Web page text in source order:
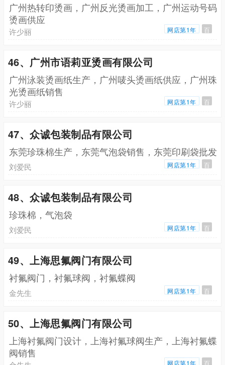
广州热转印烫画，广州反光烫画加工，广州运动号码
烫画供应
许少丽 网店第1年 百
46、广州市语莉亚烫画有限公司
广州泳装烫画纸生产，广州唛头烫画纸供应，广州珠
光烫画纸销售
许少丽 网店第1年 百
47、众诚包装制品有限公司
东莞珍珠棉生产，东莞气泡袋销售，东莞印刷袋批发
刘爱民 网店第1年 百
48、众诚包装制品有限公司
珍珠棉，气泡袋
刘爱民 网店第1年 百
49、上海思氟阀门有限公司
衬氟阀门，衬氟球阀，衬氟蝶阀
金先生 网店第1年 百
50、上海思氟阀门有限公司
上海衬氟阀门设计，上海衬氟球阀生产，上海衬氟蝶
阀销售
网店第1年 百